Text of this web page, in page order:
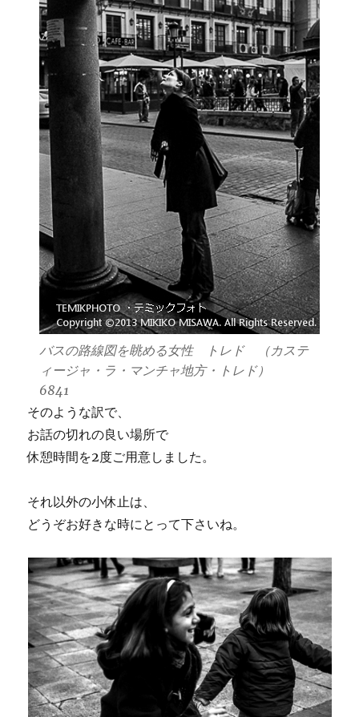
バスの路線図を眺める女性 トレド （カステ
ィージャ・ラ・マンチャ地方・トレド）
6841
そのような訳で、
お話の切れの良い場所で
休憩時間を2度ご用意しました。
それ以外の小休止は、
どうぞお好きな時にとって下さいね。